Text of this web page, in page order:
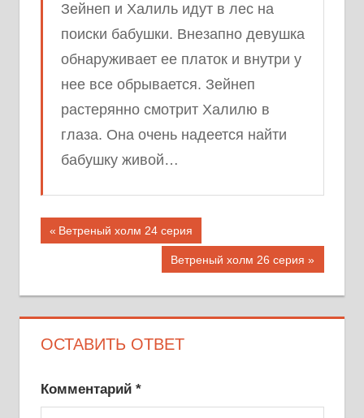
Зейнеп и Халиль идут в лес на
поиски бабушки. Внезапно девушка
обнаруживает ее платок и внутри у
нее все обрывается. Зейнеп
растерянно смотрит Халилю в
глаза. Она очень надеется найти
бабушку живой…
Предыдущая
Ветреный холм 24 серия
Следующая
Ветреный холм 26 серия
ОСТАВИТЬ ОТВЕТ
Комментарий *